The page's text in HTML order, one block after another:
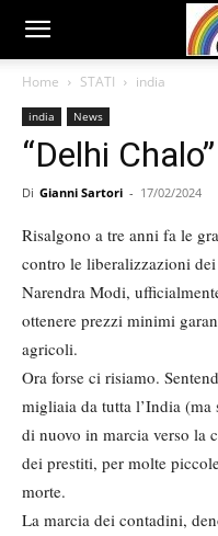
Home STATI india
india News
“Delhi Chalo”
Di Gianni Sartori - 17/02/2024
Risalgono a tre anni fa le
contro le liberalizzazioni
Narendra Modi,
ottenere prezzi minimi
agricoli.
Ora forse ci risiamo.
migliaia da tutta l’India
di nuovo in marcia verso la
dei prestiti, per molte
morte.
La marcia dei contadini,